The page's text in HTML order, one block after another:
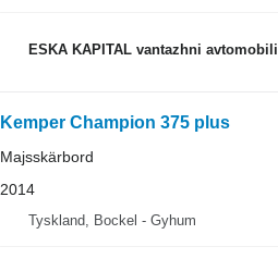
ESKA KAPITAL vantazhni avtomobili
Kemper Champion 375 plus
Majsskärbord
2014
Tyskland, Bockel - Gyhum